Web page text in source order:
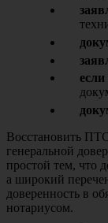
Восстановить
генеральной
простой тем, что
а широкий
доверенность в
нотариусом.